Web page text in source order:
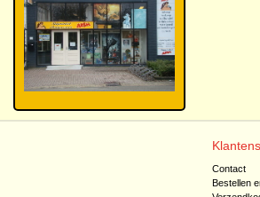
Contact
Bestellen